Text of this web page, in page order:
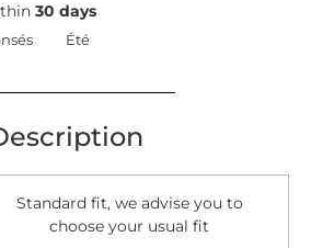
30 days
Été
Standard fit, we advise you to
choose your usual fit